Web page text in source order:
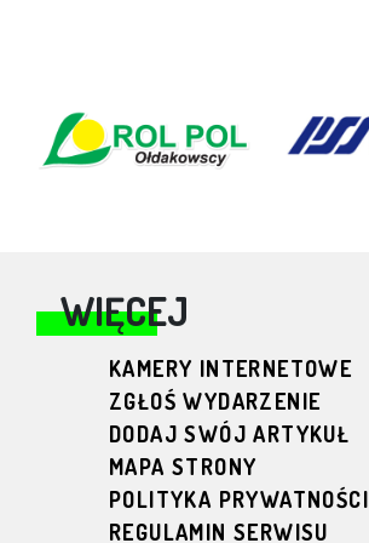
WIĘCEJ
KAMERY INTERNETOWE
ZGŁOŚ WYDARZENIE
DODAJ SWÓJ ARTYKUŁ
MAPA STRONY
POLITYKA PRYWATNOŚCI
REGULAMIN SERWISU